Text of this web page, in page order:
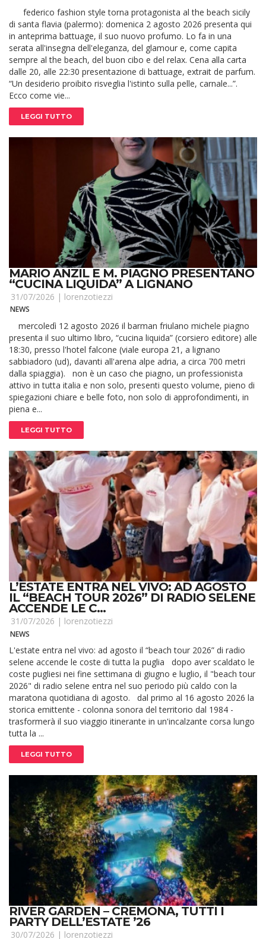
federico fashion style torna protagonista al the beach sicily
di santa flavia (palermo): domenica 2 agosto 2026 presenta qui
in anteprima battuage, il suo nuovo profumo. Lo fa in una
serata all'insegna dell'eleganza, del glamour e, come capita
sempre al the beach, del buon cibo e del relax. Cena alla carta
dalle 20, alle 22:30 presentazione di battuage, extrait de parfum.
“Un desiderio proibito risveglia l'istinto sulla pelle, carnale...”.
Ecco come vie...
LEGGI TUTTO
MARIO ANZIL E M. PIAGNO PRESENTANO
“CUCINA LIQUIDA” A LIGNANO
31/07/2026 | lorenzotiezzi
NEWS
mercoledì 12 agosto 2026 il barman friulano michele piagno
presenta il suo ultimo libro, “cucina liquida” (corsiero editore) alle
18:30, presso l'hotel falcone (viale europa 21, a lignano
sabbiadoro (ud), davanti all'arena alpe adria, a circa 700 metri
dalla spiaggia). non è un caso che piagno, un professionista
attivo in tutta italia e non solo, presenti questo volume, pieno di
spiegazioni chiare e belle foto, non solo di approfondimenti, in
piena e...
LEGGI TUTTO
L’ESTATE ENTRA NEL VIVO: AD AGOSTO
IL “BEACH TOUR 2026” DI RADIO SELENE
ACCENDE LE C...
31/07/2026 | lorenzotiezzi
NEWS
L'estate entra nel vivo: ad agosto il “beach tour 2026” di radio
selene accende le coste di tutta la puglia dopo aver scaldato le
coste pugliesi nei fine settimana di giugno e luglio, il "beach tour
2026" di radio selene entra nel suo periodo più caldo con la
maratona quotidiana di agosto. dal primo al 16 agosto 2026 la
storica emittente - colonna sonora del territorio dal 1984 -
trasformerà il suo viaggio itinerante in un'incalzante corsa lungo
tutta la ...
LEGGI TUTTO
RIVER GARDEN – CREMONA, TUTTI I
PARTY DELL’ESTATE ’26
30/07/2026 | lorenzotiezzi